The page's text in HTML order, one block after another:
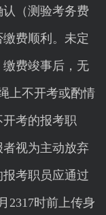
（测验考务费
费顺利。未定
费竣事后，无
上不开考或酌情
考的报考职
视为主动放弃
考职员应通过
2317时前上传身